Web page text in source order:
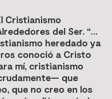
Cristianismo
del Ser. “…
heredado ya
conoció a Cristo
mí, cristianismo
que
que no creo en los